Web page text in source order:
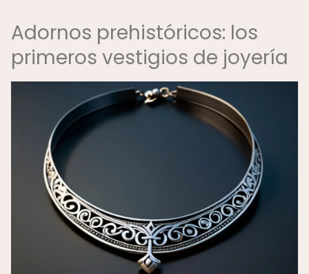
Adornos prehistóricos: los
primeros vestigios de joyería